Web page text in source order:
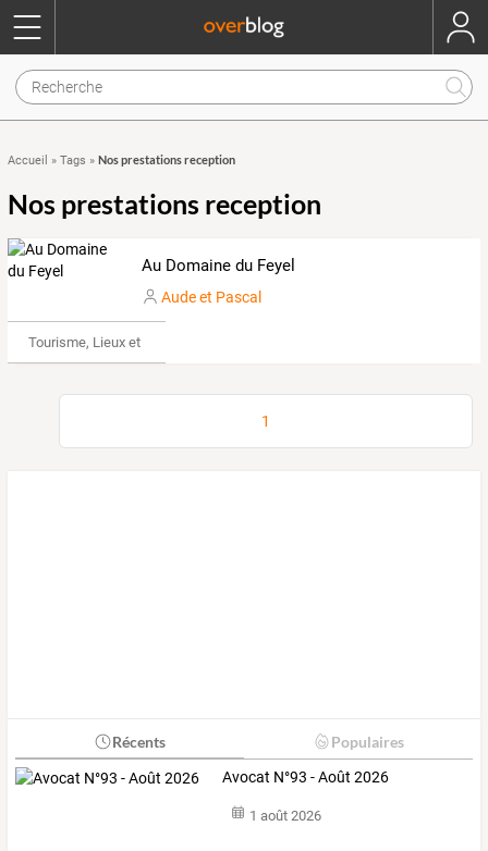
Accueil » Tags » Nos prestations reception
Nos prestations reception
Au Domaine du Feyel
Aude et Pascal
Tourisme, Lieux et Événements
1
Récents Populaires
Avocat N°93 - Août 2026
1 août 2026